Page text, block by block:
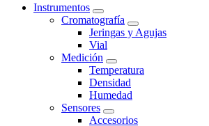
Instrumentos
Cromatografía
Jeringas y Agujas
Vial
Medición
Temperatura
Densidad
Humedad
Sensores
Accesorios